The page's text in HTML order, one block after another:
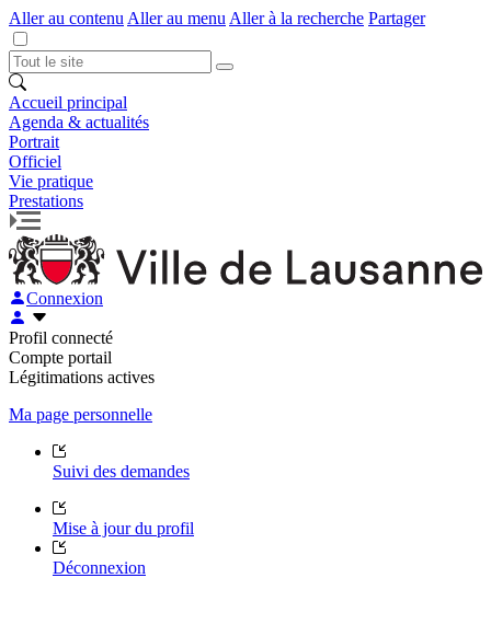
Aller au contenu Aller au menu Aller à la recherche Partager
Accueil principal
Agenda & actualités
Portrait
Officiel
Vie pratique
Prestations
Connexion
Profil connecté
Compte portail
Légitimations actives
Ma page personnelle
Suivi des demandes
Mise à jour du profil
Déconnexion